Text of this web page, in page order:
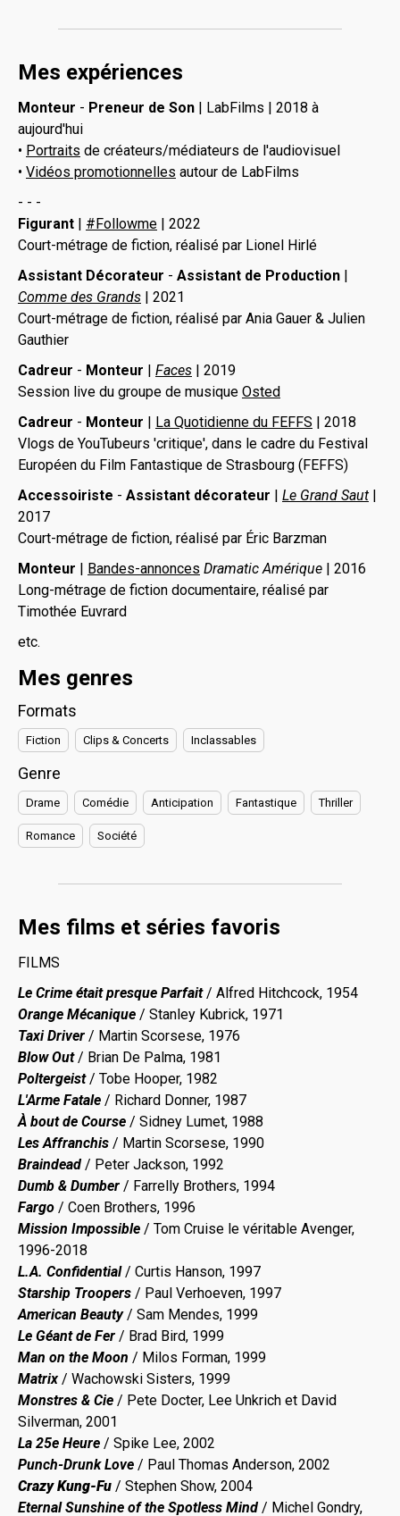
Mes expériences
Monteur - Preneur de Son | LabFilms | 2018 à
aujourd'hui
• Portraits de créateurs/médiateurs de l'audiovisuel
• Vidéos promotionnelles autour de LabFilms
- - -
Figurant | #Followme | 2022
Court-métrage de fiction, réalisé par Lionel Hirlé
Assistant Décorateur - Assistant de Production |
Comme des Grands | 2021
Court-métrage de fiction, réalisé par Ania Gauer & Julien
Gauthier
Cadreur - Monteur | Faces | 2019
Session live du groupe de musique Osted
Cadreur - Monteur | La Quotidienne du FEFFS | 2018
Vlogs de YouTubeurs 'critique', dans le cadre du Festival
Européen du Film Fantastique de Strasbourg (FEFFS)
Accessoiriste - Assistant décorateur | Le Grand Saut |
2017
Court-métrage de fiction, réalisé par Éric Barzman
Monteur | Bandes-annonces Dramatic Amérique | 2016
Long-métrage de fiction documentaire, réalisé par
Timothée Euvrard
etc.
Mes genres
Formats
Fiction Clips & Concerts Inclassables
Genre
Drame Comédie Anticipation Fantastique Thriller
Romance Société
Mes films et séries favoris
FILMS
Le Crime était presque Parfait/ Alfred Hitchcock, 1954
Orange Mécanique / Stanley Kubrick, 1971
Taxi Driver / Martin Scorsese, 1976
Blow Out/ Brian De Palma, 1981
Poltergeist/ Tobe Hooper, 1982
L'Arme Fatale / Richard Donner, 1987
À bout de Course / Sidney Lumet, 1988
Les Affranchis / Martin Scorsese, 1990
Braindead / Peter Jackson, 1992
Dumb & Dumber / Farrelly Brothers, 1994
Fargo / Coen Brothers, 1996
Mission Impossible / Tom Cruise le véritable Avenger,
1996-2018
L.A. Confidential/ Curtis Hanson, 1997
Starship Troopers / Paul Verhoeven, 1997
American Beauty/ Sam Mendes, 1999
Le Géant de Fer / Brad Bird, 1999
Man on the Moon / Milos Forman, 1999
Matrix / Wachowski Sisters, 1999
Monstres & Cie / Pete Docter, Lee Unkrich et David
Silverman, 2001
La 25e Heure / Spike Lee, 2002
Punch-Drunk Love / Paul Thomas Anderson, 2002
Crazy Kung-Fu / Stephen Show, 2004
Eternal Sunshine of the Spotless Mind / Michel Gondry,